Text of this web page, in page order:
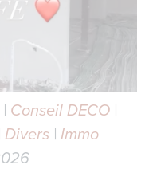
| Conseil DECO |
Divers | Immo